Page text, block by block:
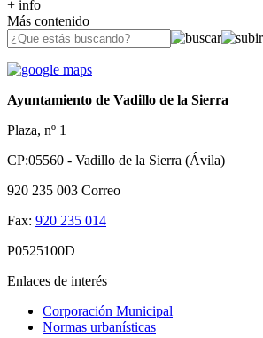
+ info
Más contenido
Ayuntamiento de Vadillo de la Sierra
Plaza, nº 1
CP:05560 - Vadillo de la Sierra (Ávila)
920 235 003 Correo
Fax: 920 235 014
P0525100D
Enlaces de interés
Corporación Municipal
Normas urbanísticas